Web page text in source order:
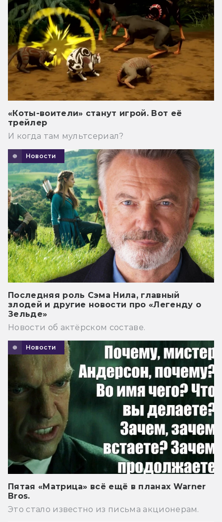
«Коты-воители» станут игрой. Вот её
трейлер
И когда там мультсериал?
Новости
Последняя роль Сэма Нила, главный
злодей и другие новости про «Легенду о
Зельде»
Новости об актёрском составе.
Новости
Пятая «Матрица» всё ещё в планах Warner
Bros.
Это стало известно из письма акционерам.